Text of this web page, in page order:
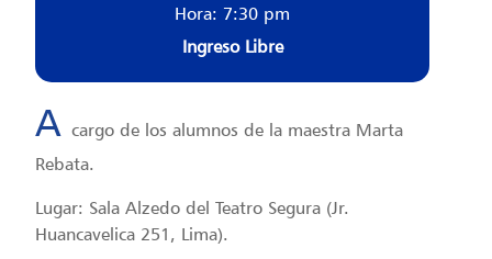
Hora: 7:30 pm
Ingreso Libre
A cargo de los alumnos de la maestra Marta
Rebata.
Lugar: Sala Alzedo del Teatro Segura (Jr.
Huancavelica 251, Lima).